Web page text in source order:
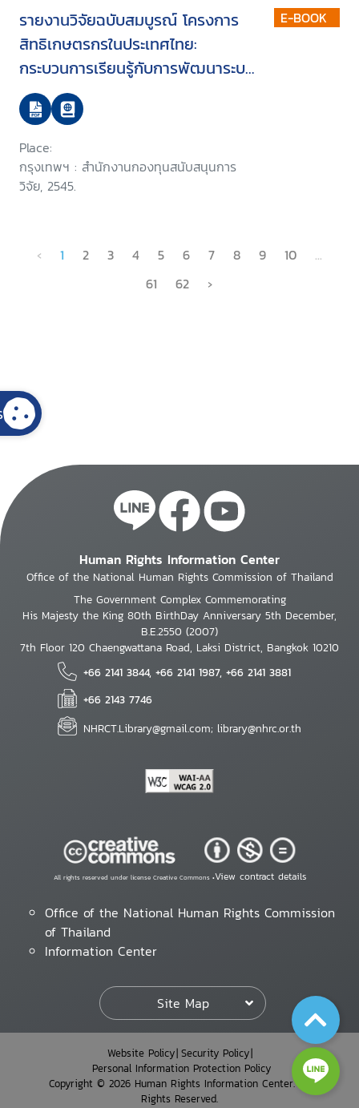
รายงานวิจัยฉบับสมบูรณ์ โครงการ
สิทธิเกษตรกรในประเทศไทย:
กระบวนการเรียนรู้กับการพัฒนาระบบ
เกษตรกรรม
Place:
กรุงเทพฯ : สำนักงานกองทุนสนับสนุนการ
วิจัย, 2545.
E-BOOK
‹ 1 2 3 4 5 6 7 8 9 10
...
61
62 ›
Human Rights Information Center
Office of the National Human Rights Commission of Thailand
The Government Complex Commemorating
His Majesty the King 80th BirthDay Anniversary 5th December,
B.E.2550 (2007)
7th Floor 120 Chaengwattana Road, Laksi District, Bangkok 10210
+66 2141 3844, +66 2141 1987, +66 2141 3881
+66 2143 7746
NHRCT.Library@gmail.com; library@nhrc.or.th
All rights reserved under license Creative Commons •View contract details
Office of the National Human Rights Commission
of Thailand
Information Center
Site Map
Website Policy Security Policy
Personal Information Protection Policy
Copyright © 2026 Human Rights Information Center. All
Rights Reserved.